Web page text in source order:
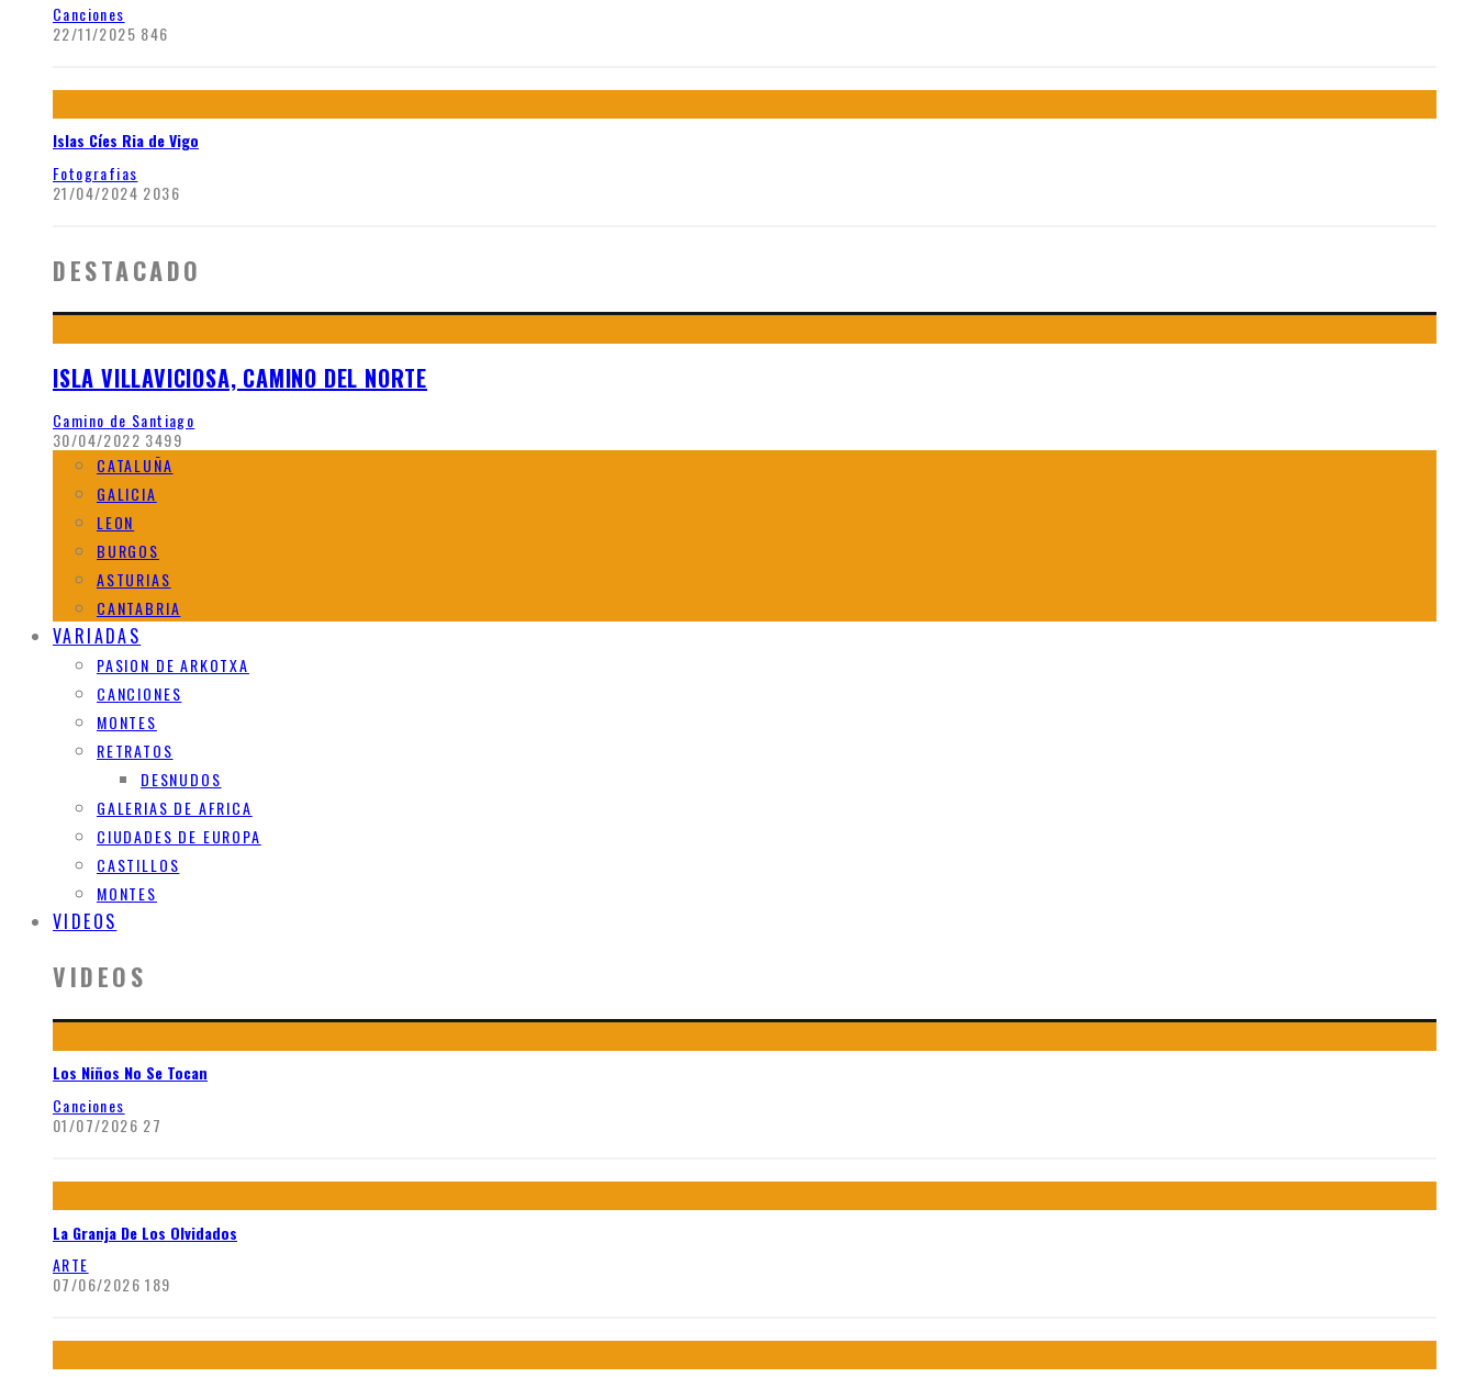
Canciones
22/11/2025 846
Islas Cíes Ria de Vigo
Fotografias
21/04/2024 2036
DESTACADO
ISLA VILLAVICIOSA, CAMINO DEL NORTE
Camino de Santiago
30/04/2022 3499
CATALUÑA
GALICIA
LEON
BURGOS
ASTURIAS
CANTABRIA
VARIADAS
PASION DE ARKOTXA
CANCIONES
MONTES
RETRATOS
DESNUDOS
GALERIAS DE AFRICA
CIUDADES DE EUROPA
CASTILLOS
MONTES
VIDEOS
VIDEOS
Los Niños No Se Tocan
Canciones
01/07/2026 27
La Granja De Los Olvidados
ARTE
07/06/2026 189